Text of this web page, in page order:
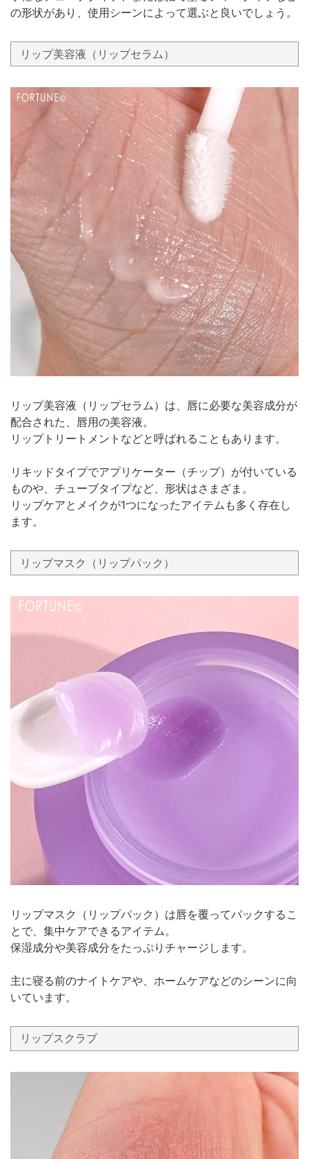
の形状があり、使用シーンによって選ぶと良いでしょう。
リップ美容液（リップセラム）
リップ美容液（リップセラム）は、唇に必要な美容成分が
配合された、唇用の美容液。
リップトリートメントなどと呼ばれることもあります。
リキッドタイプでアプリケーター（チップ）が付いている
ものや、チューブタイプなど、形状はさまざま。
リップケアとメイクが1つになったアイテムも多く存在し
ます。
リップマスク（リップパック）
リップマスク（リップパック）は唇を覆ってパックするこ
とで、集中ケアできるアイテム。
保湿成分や美容成分をたっぷりチャージします。
主に寝る前のナイトケアや、ホームケアなどのシーンに向
いています。
リップスクラブ